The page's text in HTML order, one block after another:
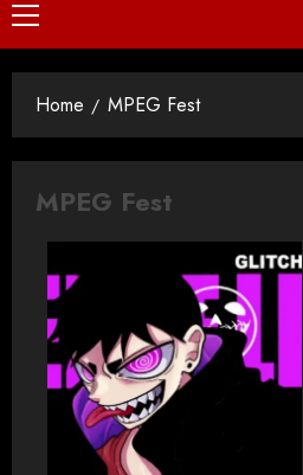
Home MPEG Fest
MPEG Fest